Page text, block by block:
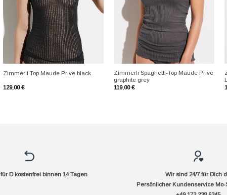
Zimmerli Top Maude Prive black
129,00€
Zimmerli Spaghetti-Top Maude Prive
graphite grey
119,00€
D kostenfrei binnen 14 Tagen
Wir sind 24/7 für Dich
Persönlicher Kundenservice Mo-